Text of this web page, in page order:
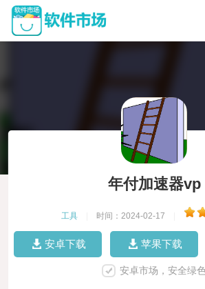
年付加速器vp
工具 时间：2024-02-17
安卓下载 苹果下载
安卓市场，安全绿